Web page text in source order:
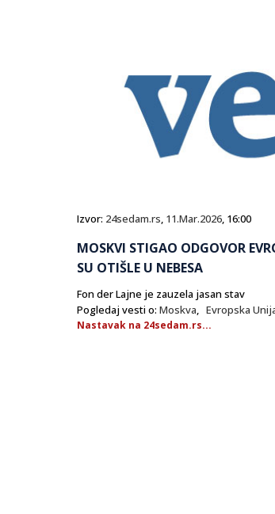
Izvor: 24sedam.rs, 11.Mar.2026, 16:00
MOSKVI STIGAO ODGOVOR
SU OTIŠLE U NEBESA
Fon der Lajne je zauzela jasan stav
Pogledaj vesti o: Moskva, Evropska
Nastavak na 24sedam.rs...